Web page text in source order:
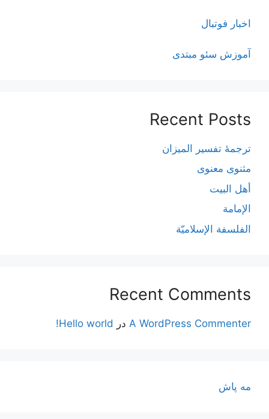
اخبار فوتبال
آموزش سئو مبتدی
Recent Posts
ترجمۀ تفسیر المیزان
مثنوی معنوی
أهل البيت
الإمامة
الفلسفة الإسلاميّة
Recent Comments
A WordPress Commenter در Hello world!
مه پاش